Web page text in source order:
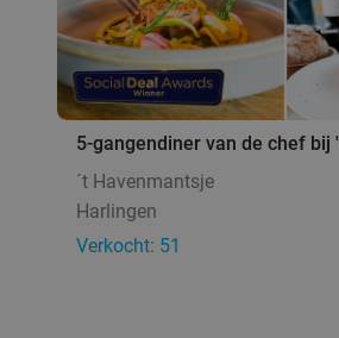
5-gangendiner van de chef bij
´t Havenmantsje
Harlingen
Verkocht: 51